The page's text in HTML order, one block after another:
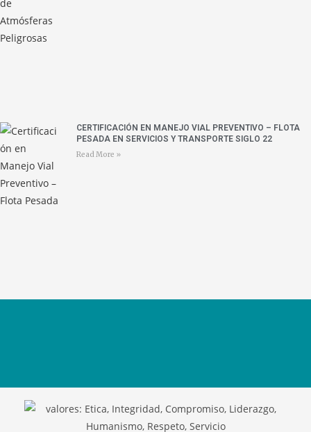
CERTIFICACIÓN EN MANEJO VIAL PREVENTIVO – FLOTA
PESADA EN SERVICIOS Y TRANSPORTE SIGLO 22
Read More »